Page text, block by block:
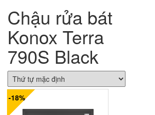
Chậu rửa bát
Konox Terra
790S Black
-18%